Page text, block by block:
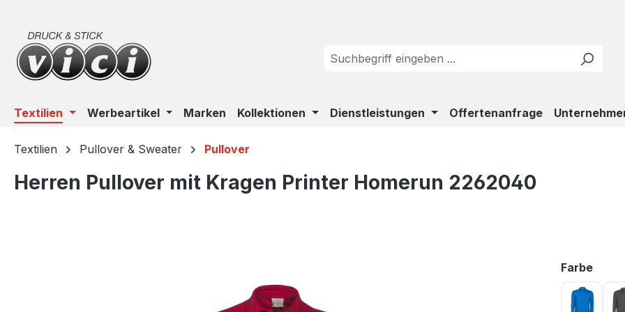
Textilien Werbeartikel Marken Kollektionen Dienstleistungen Offertenanfrage
Textilien Pullover & Sweater Pullover
Herren Pullover mit Kragen Printer Homerun 2262040
Farbe